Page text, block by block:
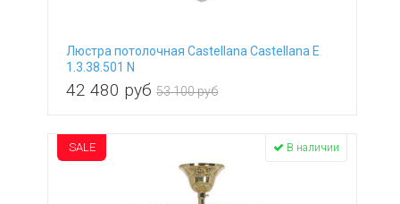
Люстра потолочная Castellana Castellana E
1.3.38.501 N
42 480 руб 53 100 руб
SALE В наличии